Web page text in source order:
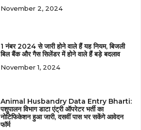
November 2, 2024
1 नंबर 2024 से जारी होने वाले हैं यह नियम, बिजली
बिल बैंक और गैस सिलेंडर में होने वाले हैं बड़े बदलाव
November 1, 2024
Animal Husbandry Data Entry Bharti:
पशुपालन विभाग डाटा एंट्री ऑपरेटर भर्ती का
नोटिफिकेशन हुआ जारी, दसवीं पास भर सकेंगे आवेदन
फॉर्म